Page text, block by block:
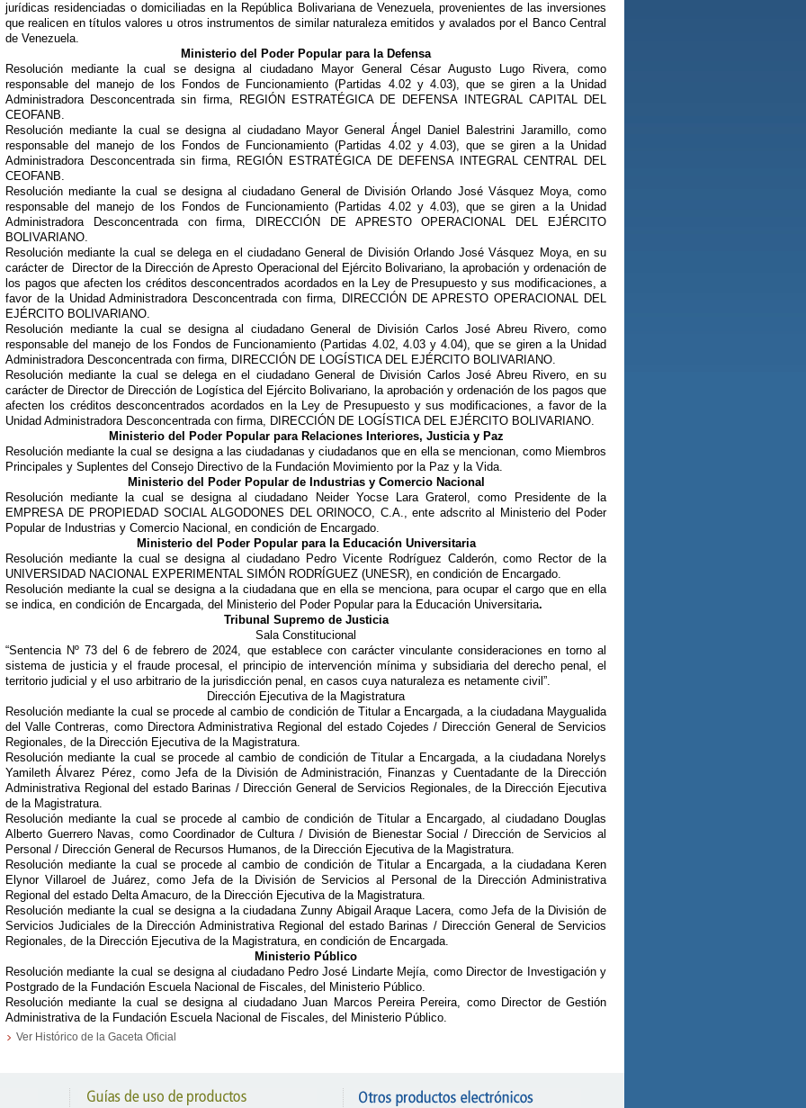
jurídicas residenciadas o domiciliadas en la República Bolivariana de Venezuela, provenientes de las inversiones
que realicen en títulos valores u otros instrumentos de similar naturaleza emitidos y avalados por el Banco Central
de Venezuela.
Ministerio del Poder Popular para la Defensa
Resolución mediante la cual se designa al ciudadano Mayor General César Augusto Lugo Rivera, como
responsable del manejo de los Fondos de Funcionamiento (Partidas 4.02 y 4.03), que se giren a la Unidad
Administradora Desconcentrada sin firma, REGIÓN ESTRATÉGICA DE DEFENSA INTEGRAL CAPITAL DEL
CEOFANB.
Resolución mediante la cual se designa al ciudadano Mayor General Ángel Daniel Balestrini Jaramillo, como
responsable del manejo de los Fondos de Funcionamiento (Partidas 4.02 y 4.03), que se giren a la Unidad
Administradora Desconcentrada sin firma, REGIÓN ESTRATÉGICA DE DEFENSA INTEGRAL CENTRAL DEL
CEOFANB.
Resolución mediante la cual se designa al ciudadano General de División Orlando José Vásquez Moya, como
responsable del manejo de los Fondos de Funcionamiento (Partidas 4.02 y 4.03), que se giren a la Unidad
Administradora Desconcentrada con firma, DIRECCIÓN DE APRESTO OPERACIONAL DEL EJÉRCITO
BOLIVARIANO.
Resolución mediante la cual se delega en el ciudadano General de División Orlando José Vásquez Moya, en su
carácter de
Director de la Dirección de Apresto Operacional del Ejército Bolivariano, la aprobación y ordenación de
los pagos que afecten los créditos desconcentrados acordados en la Ley de Presupuesto y sus modificaciones, a
favor de la Unidad Administradora Desconcentrada con firma, DIRECCIÓN DE APRESTO OPERACIONAL DEL
EJÉRCITO BOLIVARIANO.
Resolución mediante la cual se designa al ciudadano General de División Carlos José Abreu Rivero, como
responsable del manejo de los Fondos de Funcionamiento (Partidas 4.02, 4.03 y 4.04), que se giren a la Unidad
Administradora Desconcentrada con firma, DIRECCIÓN DE LOGÍSTICA DEL EJÉRCITO BOLIVARIANO.
Resolución mediante la cual se delega en el ciudadano General de División Carlos José Abreu Rivero, en su
carácter de Director de Dirección de Logística del Ejército Bolivariano, la aprobación y ordenación de los pagos que
afecten los créditos desconcentrados acordados en la Ley de Presupuesto y sus modificaciones, a favor de la
Unidad Administradora Desconcentrada con firma, DIRECCIÓN DE LOGÍSTICA DEL EJÉRCITO BOLIVARIANO.
Ministerio del Poder Popular para Relaciones Interiores, Justicia y Paz
Resolución mediante la cual se designa a las ciudadanas y ciudadanos que en ella se mencionan, como Miembros
Principales y Suplentes del Consejo Directivo de la Fundación Movimiento por la Paz y la Vida.
Ministerio del Poder Popular de Industrias y Comercio Nacional
Resolución mediante la cual se designa al ciudadano Neider Yocse Lara Graterol, como Presidente de la
EMPRESA DE PROPIEDAD SOCIAL ALGODONES DEL ORINOCO, C.A., ente adscrito al Ministerio del Poder
Popular de Industrias y Comercio Nacional, en condición de Encargado.
Ministerio del Poder Popular para la Educación Universitaria
Resolución mediante la cual se designa al ciudadano Pedro Vicente Rodríguez Calderón, como Rector de la
UNIVERSIDAD NACIONAL EXPERIMENTAL SIMÓN RODRÍGUEZ (UNESR), en condición de Encargado.
Resolución mediante la cual se designa a la ciudadana que en ella se menciona, para ocupar el cargo que en ella
se indica, en condición de Encargada, del Ministerio del Poder Popular para la Educación Universitaria.
Tribunal Supremo de Justicia
Sala Constitucional
“Sentencia Nº 73 del 6 de febrero de 2024, que establece con carácter vinculante consideraciones en torno al
sistema de justicia y el fraude procesal, el principio de intervención mínima y subsidiaria del derecho penal, el
territorio judicial y el uso arbitrario de la jurisdicción penal, en casos cuya naturaleza es netamente civil”.
Dirección Ejecutiva de la Magistratura
Resolución mediante la cual se procede al cambio de condición de Titular a Encargada, a la ciudadana Maygualida
del Valle Contreras, como Directora Administrativa Regional del estado Cojedes / Dirección General de Servicios
Regionales, de la Dirección Ejecutiva de la Magistratura.
Resolución mediante la cual se procede al cambio de condición de Titular a Encargada, a la ciudadana Norelys
Yamileth Álvarez Pérez, como Jefa de la División de Administración, Finanzas y Cuentadante de la Dirección
Administrativa Regional del estado Barinas / Dirección General de Servicios Regionales, de la Dirección Ejecutiva
de la Magistratura.
Resolución mediante la cual se procede al cambio de condición de Titular a Encargado, al ciudadano Douglas
Alberto Guerrero Navas, como Coordinador de Cultura / División de Bienestar Social / Dirección de Servicios al
Personal / Dirección General de Recursos Humanos, de la Dirección Ejecutiva de la Magistratura.
Resolución mediante la cual se procede al cambio de condición de Titular a Encargada, a la ciudadana Keren
Elynor Villaroel de Juárez, como Jefa de la División de Servicios al Personal de la Dirección Administrativa
Regional del estado Delta Amacuro, de la Dirección Ejecutiva de la Magistratura.
Resolución mediante la cual se designa a la ciudadana Zunny Abigail Araque Lacera, como Jefa de la División de
Servicios Judiciales de la Dirección Administrativa Regional del estado Barinas / Dirección General de Servicios
Regionales, de la Dirección Ejecutiva de la Magistratura, en condición de Encargada.
Ministerio Público
Resolución mediante la cual se designa al ciudadano Pedro José Lindarte Mejía, como Director de Investigación y
Postgrado de la Fundación Escuela Nacional de Fiscales, del Ministerio Público.
Resolución mediante la cual se designa al ciudadano Juan Marcos Pereira Pereira, como Director de Gestión
Administrativa de la Fundación Escuela Nacional de Fiscales, del Ministerio Público.
Ver Histórico de la Gaceta Oficial